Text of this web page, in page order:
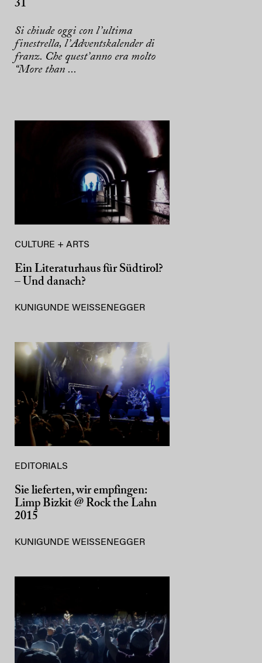
31
Si chiude oggi con l’ultima
finestrella, l’Adventskalender di
franz. Che quest’anno era molto
“More than ...
CULTURE + ARTS
Ein Literaturhaus für Südtirol?
– Und danach?
KUNIGUNDE WEISSENEGGER
EDITORIALS
Sie lieferten, wir empfingen:
Limp Bizkit @ Rock the Lahn
2015
KUNIGUNDE WEISSENEGGER